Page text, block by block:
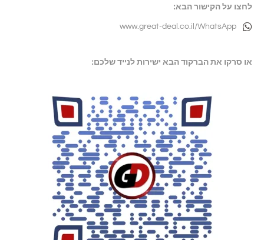
לחצו על הקישור הבא:
www.great-deal.co.il/WhatsApp
או סרקו את הברקוד הבא ישירות לנייד שלכם: